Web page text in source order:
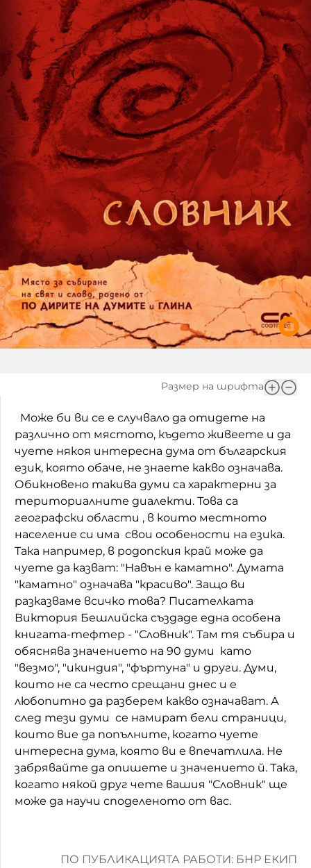
Фантазирай
Приказки
История на изкуството
Музикална кутийка
От соул до рокендрол
Междучасие
Яйцето на света
Къщата
Златната ябълка
Непознатите думи
Като Айнщайн
Домашен любимец
Игри
Кои сме ние?
За вас, родители
БНР
БНР Новини
Архивен фонд на БНР
Размер на шрифта
Може би ви се е случвало да отидете на
различно от мястото, където живеете и да
чуете някоя интересна дума от българския
език, която обаче, не знаете какво означава.
Обикновено такива думи са характерни за
териториалните диалекти. Това са
географски области , в които местното
население си има свои особености на езика.
Така например, в родопския край може да
чуете да казват: "Навън е каматно". Думата
"каматно" означава "красиво". Защо ви
разказваме всичко това? Писателката
Виктория Бешлийска създаде една особена
книгата-тефтер - "Словник". Там тя събира и
обяснява значението на 90 думи като
"везмо", "икиндия", "фъртуна" и други. Думи,
които не са често срещани днес и е
любопитно да разберем какво означават. А
след тези думи се намират бели страници,
които вие да попълните, когато чуете
интересна дума, която ви е впечатлила. Не
забрявайте да опишете и значението й. Така,
когато някой друг чете вашия "Словник" ще
може да научи споделеното от вас.
ПО ПУБЛИКАЦИЯТА РАБОТИ: БНР ЕКИП